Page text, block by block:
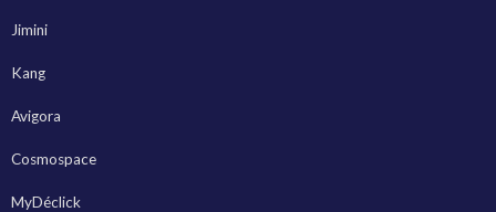
Jimini
Kang
Avigora
Cosmospace
MyDéclick